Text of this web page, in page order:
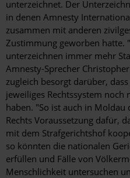
unterzeichnet. Der
in denen Amnesty
zusammen mit anderen
Zustimmung geworben hatte.
unterzeichnen immer mehr
Amnesty-Sprecher
zugleich besorgt darüber,
jeweiliges Rechtssystem noch
haben. "So ist auch in Moldau
Rechts Voraussetzung dafür,
mit dem Strafgerichtshof
so könnten die nationalen
erfüllen und Fälle von
Menschlichkeit untersuchen